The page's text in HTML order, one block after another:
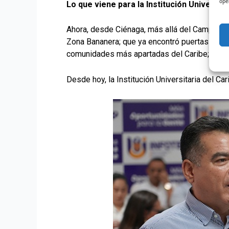
Lo que viene para la Institución
Ahora, desde Ciénaga, más allá del Campus
Zona Bananera; que ya encontró puertas
comunidades más apartadas del Caribe;
Desde hoy, la Institución Universitaria del